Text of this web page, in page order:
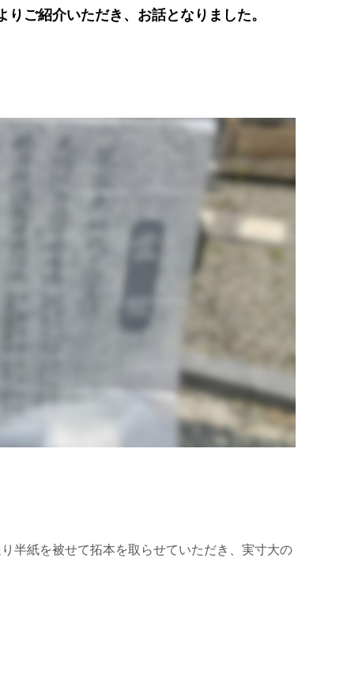
ご紹介いただき、お話となりました。
半紙を被せて拓本を取らせていただき、実寸大の